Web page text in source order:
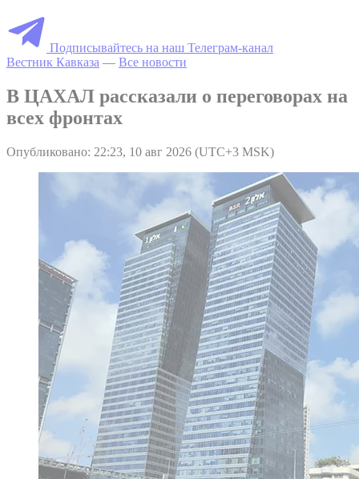
Подписывайтесь на наш Телеграм-канал
Вестник Кавказа — Все новости
В ЦАХАЛ рассказали о переговорах на
всех фронтах
Опубликовано: 22:23, 10 авг 2026 (UTC+3 MSK)